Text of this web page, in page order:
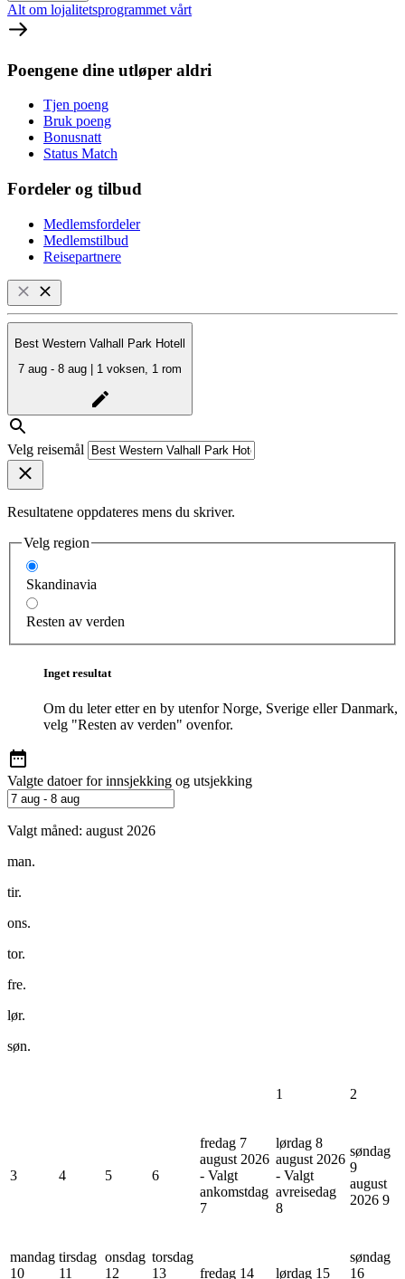
Alt om lojalitetsprogrammet vårt
Poengene dine utløper aldri
Tjen poeng
Bruk poeng
Bonusnatt
Status Match
Fordeler og tilbud
Medlemsfordeler
Medlemstilbud
Reisepartnere
Best Western Valhall Park Hotell
7 aug - 8 aug | 1 voksen, 1 rom
Velg reisemål
Resultatene oppdateres mens du skriver.
Velg region
Skandinavia
Resten av verden
Inget resultat
Om du leter etter en by utenfor Norge, Sverige eller Danmark,
velg "Resten av verden" ovenfor.
Valgte datoer for innsjekking og utsjekking
Valgt måned: august 2026
man.
tir.
ons.
tor.
fre.
lør.
søn.
1 2
3 4 5 6
fredag 7
august 2026
- Valgt
ankomstdag
7
lørdag 8
august 2026
- Valgt
avreisedag
8
søndag
9
august
2026 9
mandag
10
tirsdag
11
onsdag
12
torsdag
13
fredag 14 lørdag 15
søndag
16